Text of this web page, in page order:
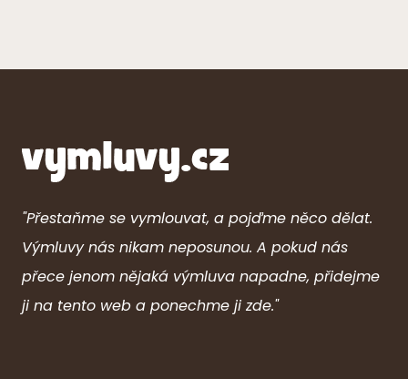
"Přestaňme se vymlouvat, a pojďme něco dělat.
Výmluvy nás nikam neposunou. A pokud nás
přece jenom nějaká výmluva napadne, přidejme
ji na tento web a ponechme ji zde."